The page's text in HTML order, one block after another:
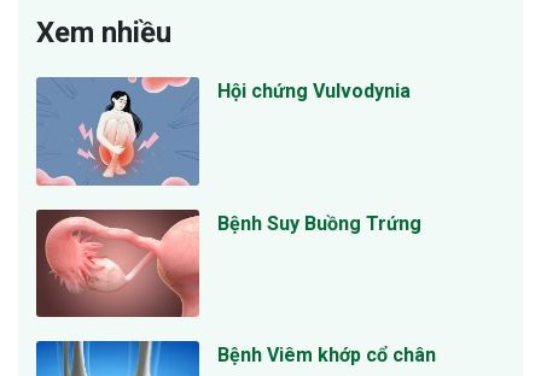
Xem nhiều
Hội chứng Vulvodynia
Bệnh Suy Buồng Trứng
Bệnh Viêm khớp cổ chân